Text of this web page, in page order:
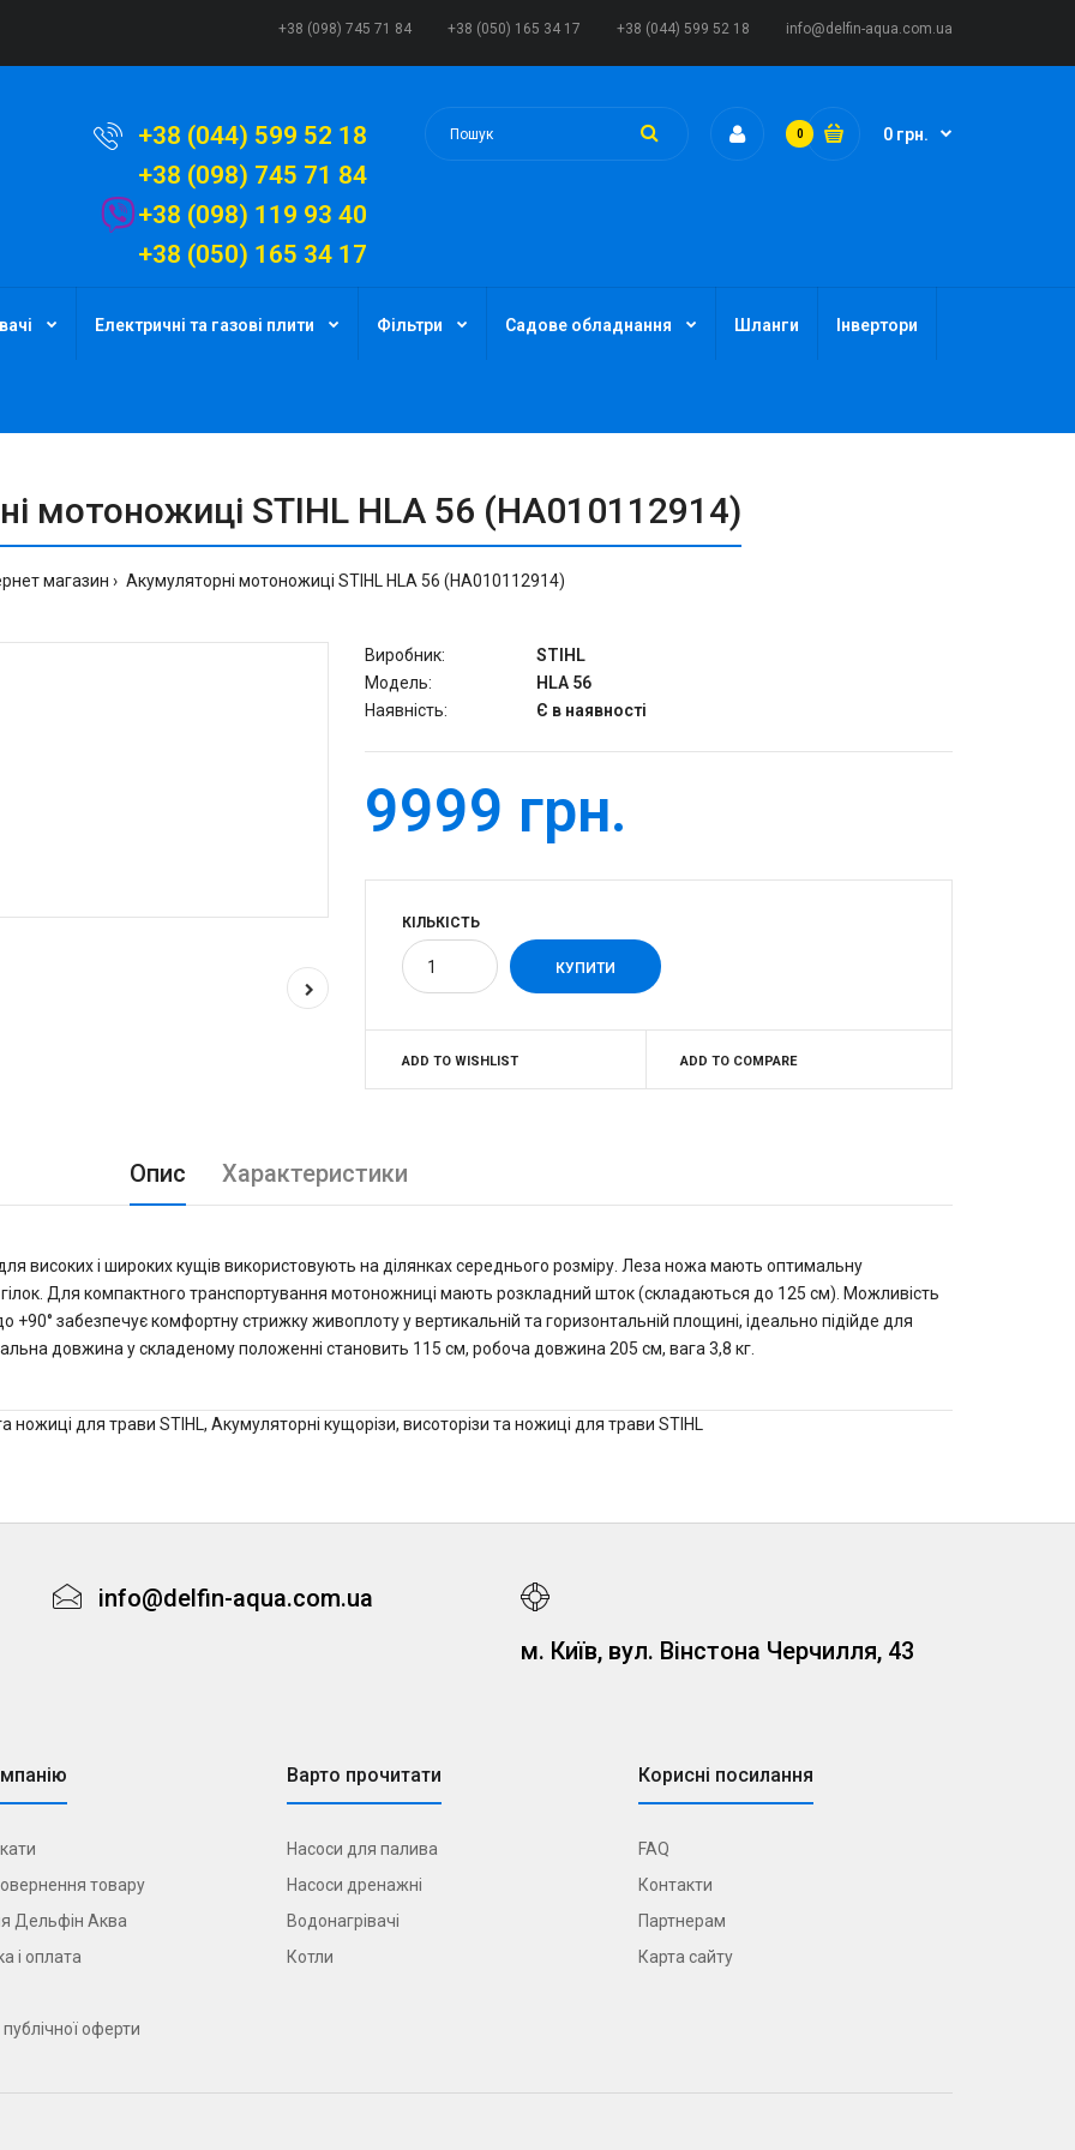
+38 (098) 745 71 84 +38 (050) 165 34 17 +38 (044) 599 52 18 info@delfin-aqua.com.ua
+38 (044) 599 52 18
+38 (098) 745 71 84
+38 (098) 119 93 40
+38 (050) 165 34 17
0 0 грн.
Електричні та газові плити Фільтри Садове обладнання Шланги Інвертори
мотоножиці STIHL HLA 56 (HA010112914)
магазин Акумуляторні мотоножиці STIHL HLA 56 (HA010112914)
Виробник:
STIHL
Модель:
HLA 56
Наявність:
Є в наявності
9999 грн.
КІЛЬКІСТЬ
ADD TO WISHLIST ADD TO COMPARE
Опис Характеристики
високих і широких кущів використовують на ділянках середнього розміру. Леза ножа мають оптимальну
гілок. Для компактного транспортування мотоножниці мають розкладний шток (складаються до 125 см). Можливість
+90° забезпечує комфортну стрижку живоплоту у вертикальній та горизонтальній площині, ідеально підійде для
довжина у складеному положенні становить 115 см, робоча довжина 205 см, вага 3,8 кг.
ножиці для трави STIHL, Акумуляторні кущорізи, висоторізи та ножиці для трави STIHL
info@delfin-aqua.com.ua
м. Київ, вул. Вінстона Черчилля, 43
товару
Дельфін Аква
і оплата
оферти
Варто прочитати
Насоси для палива
Насоси дренажні
Водонагрівачі
Котли
Корисні посилання
FAQ
Контакти
Партнерам
Карта сайту